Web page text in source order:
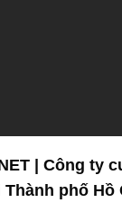
| Công ty
phố Hồ